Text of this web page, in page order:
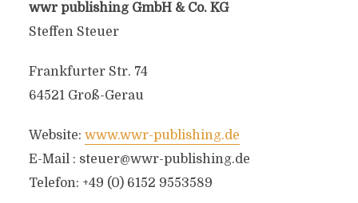
wwr publishing GmbH & Co. KG
Steffen Steuer
Frankfurter Str. 74
64521 Groß-Gerau
Website: www.wwr-publishing.de
E-Mail : steuer@wwr-publishing.de
Telefon: +49 (0) 6152 9553589